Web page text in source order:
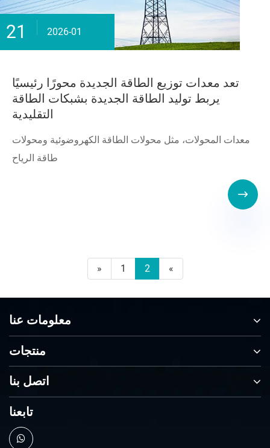
21 2026-01
تعد معدات توزيع الطاقة الجديدة محورًا رئيسيًا
يربط توليد الطاقة الجديدة بشبكات الطاقة
التقليدية
معدات المحولات، مثل محولات الطاقة الكهروضوئية ومحولات
طاقة الرياح

معلومات عنا
منتجات
اتصل بنا
تابعنا